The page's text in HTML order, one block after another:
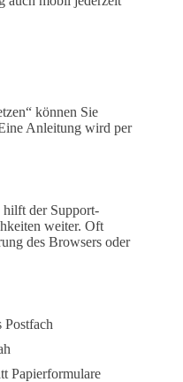
können Sie
Anleitung wird per
hilft der Support-
weiter. Oft
des Browsers oder
Postfach
Papierformulare